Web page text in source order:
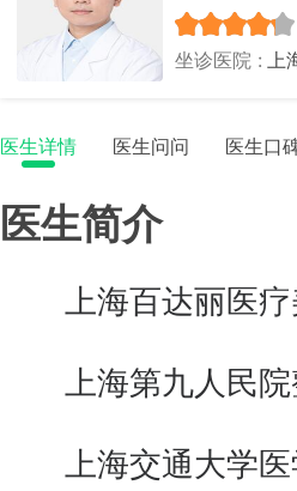
坐诊医院 : 上
医生详情 医生问问 医生口
医生简介
上海百达丽医疗
上海第九人民院
上海交通大学医